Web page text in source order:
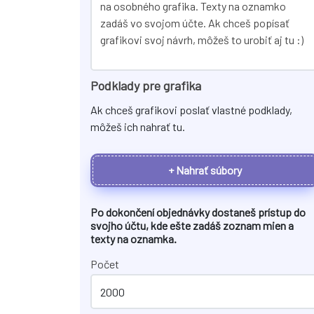
Podklady pre grafika
Ak chceš grafikovi poslať vlastné podklady,
môžeš ich nahrať tu.
+ Nahrať súbory
Po dokončení objednávky dostaneš prístup do
svojho účtu, kde ešte zadáš zoznam mien a
texty naoznamka.
Počet